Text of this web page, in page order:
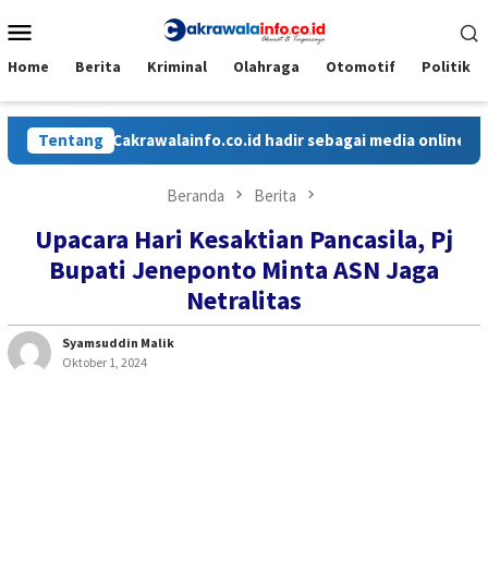
ke
Mobile
Home Berita Kriminal Olahraga Otomotif Politik
Tentang
Cakrawalainfo.co.id hadir sebagai media online yang
Beranda Berita
Upacara Hari Kesaktian Pancasila, Pj
Bupati Jeneponto Minta ASN Jaga
Netralitas
Syamsuddin Malik
Oktober 1, 2024